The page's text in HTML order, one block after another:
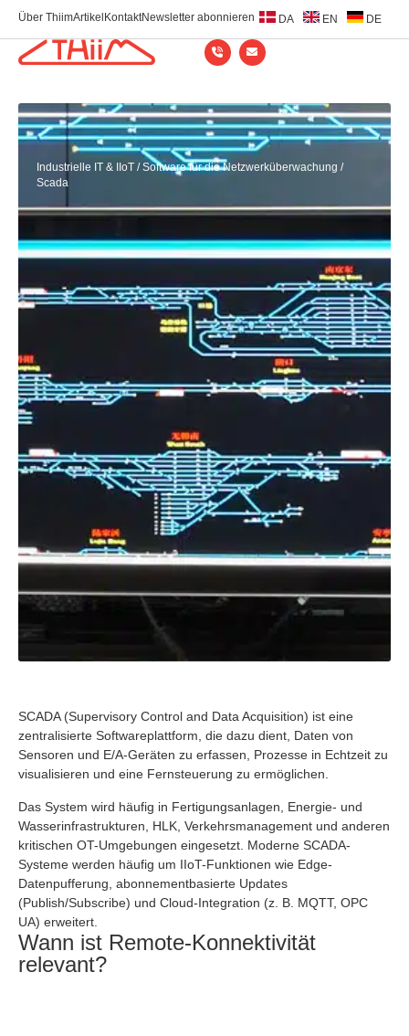
Über ThiimArtikel KontaktNewsletter abonnieren DA EN DE
Industrielle IT & IIoT /Software für die Netzwerküberwachung /
Scada
SCADA (Supervisory Control and Data Acquisition) ist eine
zentralisierte Softwareplattform, die dazu dient, Daten von
Sensoren und E/A-Geräten zu erfassen, Prozesse in Echtzeit zu
visualisieren und eine Fernsteuerung zu ermöglichen.
Das System wird häufig in Fertigungsanlagen, Energie- und
Wasserinfrastrukturen, HLK, Verkehrsmanagement und anderen
kritischen OT-Umgebungen eingesetzt. Moderne SCADA-
Systeme werden häufig um IIoT-Funktionen wie Edge-
Datenpufferung, abonnementbasierte Updates
(Publish/Subscribe) und Cloud-Integration (z. B. MQTT, OPC
UA) erweitert.
Wann ist Remote-Konnektivität
relevant?